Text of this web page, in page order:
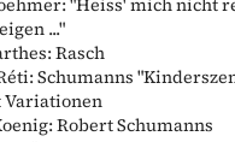
"Heiss' mich nicht
..."
Rasch
Schumanns
Variationen
Robert Schumanns